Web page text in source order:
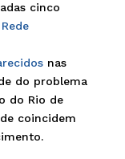
cinco
Rede
nas
do problema
do Rio de
coincidem